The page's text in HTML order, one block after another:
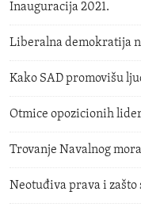
Inauguracija 2021.
Liberalna demokratija
Kako SAD promovišu
Otmice opozicionih
Trovanje Navalnog
Neotuđiva prava i zašto